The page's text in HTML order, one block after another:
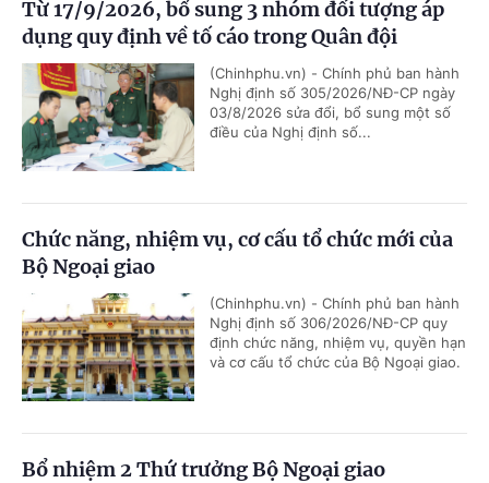
Từ 17/9/2026, bổ sung 3 nhóm đối tượng áp
dụng quy định về tố cáo trong Quân đội
(Chinhphu.vn) - Chính phủ ban hành
Nghị định số 305/2026/NĐ-CP ngày
03/8/2026 sửa đổi, bổ sung một số
điều của Nghị định số...
Chức năng, nhiệm vụ, cơ cấu tổ chức mới của
Bộ Ngoại giao
(Chinhphu.vn) - Chính phủ ban hành
Nghị định số 306/2026/NĐ-CP quy
định chức năng, nhiệm vụ, quyền hạn
và cơ cấu tổ chức của Bộ Ngoại giao.
Bổ nhiệm 2 Thứ trưởng Bộ Ngoại giao